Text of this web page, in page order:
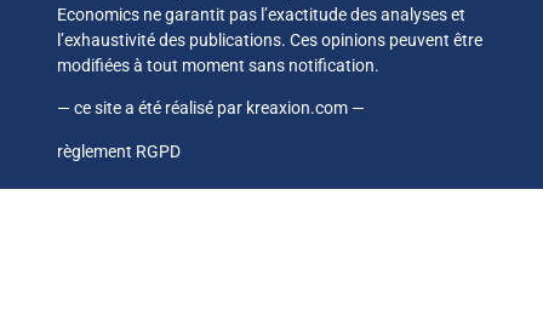
Economics ne garantit pas l’exactitude des analyses et
l’exhaustivité des publications. Ces opinions peuvent être
modifiées à tout moment sans notification.
— ce site a été réalisé par kreaxion.com —
règlement RGPD